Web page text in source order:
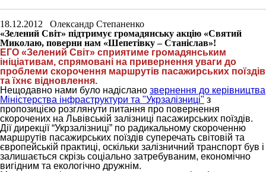
18.12.2012 Олександр Степаненко
«Зелений Світ» підтримує громадянську акцію «Святий
Миколаю, поверни нам «Шепетівку – Станіслав»!
ЕГО «Зелений Світ» сприятиме громадянським
ініціативам, спрямовані на привернення уваги до
проблеми скорочення маршрутів пасажирських поїздів
та їхнє відновлення.
Нещодавно нами було надіслано звернення до керівництва
Міністерства інфраструктури та "Укрзалізниці" з
пропозицією розглянути питання про повернення
скорочених на Львівській залізниці пасажирських поїздів.
Дії дирекції “Укрзалізниці” по радикальному скороченню
маршрутів пасажирських поїздів суперечать світовій та
європейській практиці, оскільки залізничний транспорт був і
залишається скрізь соціально затребуваним, економічно
вигідним та екологічно дружнім.